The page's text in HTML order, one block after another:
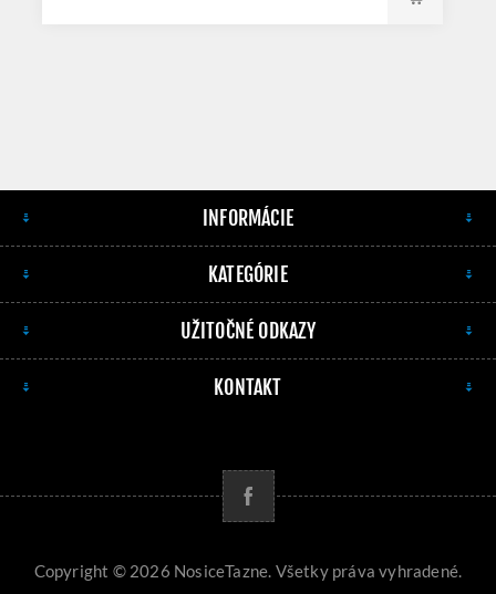
INFORMÁCIE
KATEGÓRIE
UŽITOČNÉ ODKAZY
KONTAKT
Copyright © 2026 NosiceTazne. Všetky práva vyhradené.